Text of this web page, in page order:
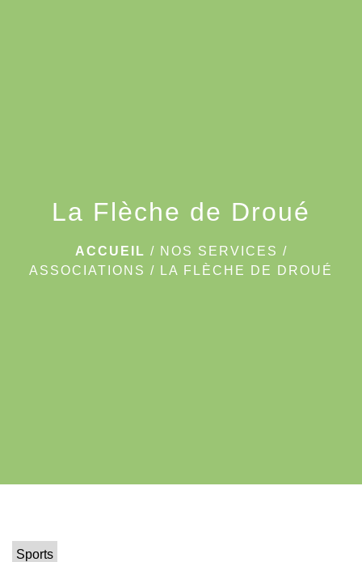
La Flèche de Droué
ACCUEIL / NOS SERVICES /
ASSOCIATIONS / LA FLÈCHE DE DROUÉ
Sports